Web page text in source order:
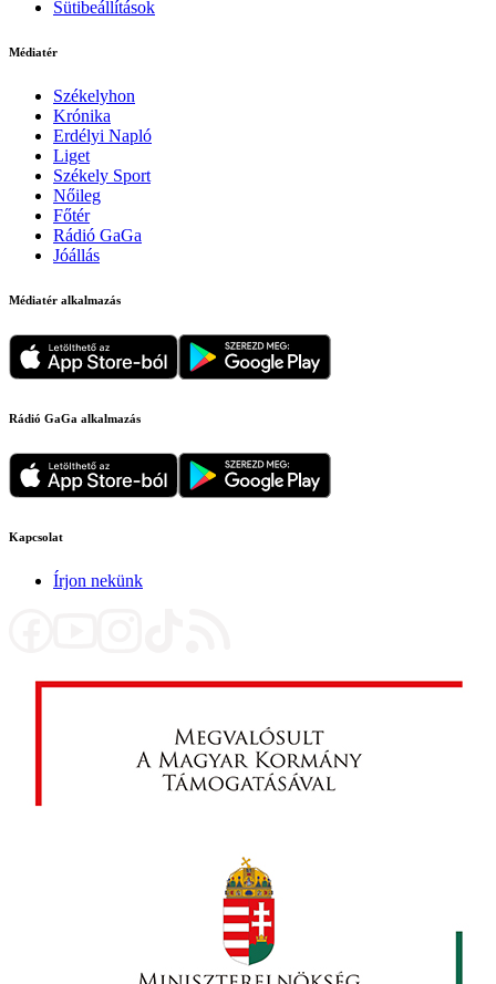
Sütibeállítások
Médiatér
Székelyhon
Krónika
Erdélyi Napló
Liget
Székely Sport
Nőileg
Főtér
Rádió GaGa
Jóállás
Médiatér alkalmazás
Rádió GaGa alkalmazás
Kapcsolat
Írjon nekünk